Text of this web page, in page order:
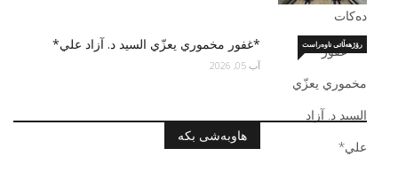
*غفور مخموري يعزّي السید د. آزاد علي* رۆژهەڵاتی ناوەراست
آب 05, 2026
هاوبەشی بکە